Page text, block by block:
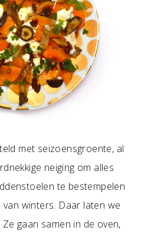
met seizoensgroente, al
neiging om alles
te bestempelen
van winters. Daar laten we
gaan samen in de oven,